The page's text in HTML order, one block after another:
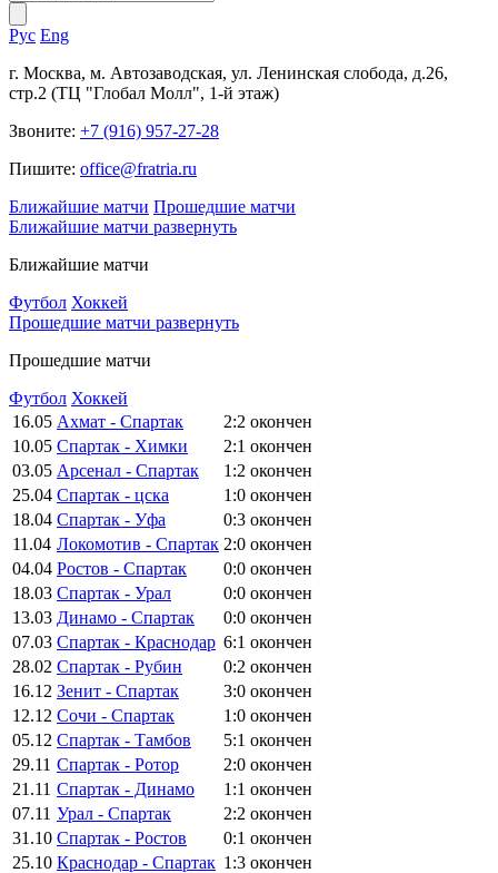
Рус Eng
г. Москва, м. Автозаводская, ул. Ленинская слобода, д.26,
стр.2 (ТЦ "Глобал Молл", 1-й этаж)
Звоните: +7 (916) 957-27-28
Пишите: office@fratria.ru
Ближайшие матчи Прошедшие матчи
Ближайшие матчи развернуть
Ближайшие матчи
Футбол Хоккей
Прошедшие матчи развернуть
Прошедшие матчи
Футбол Хоккей
16.05 Ахмат - Спартак 2:2 окончен
10.05 Спартак - Химки 2:1 окончен
03.05 Арсенал - Спартак 1:2 окончен
25.04 Спартак - цска 1:0 окончен
18.04 Спартак - Уфа 0:3 окончен
11.04 Локомотив - Спартак 2:0 окончен
04.04 Ростов - Спартак 0:0 окончен
18.03 Спартак - Урал 0:0 окончен
13.03 Динамо - Спартак 0:0 окончен
07.03 Спартак - Краснодар 6:1 окончен
28.02 Спартак - Рубин 0:2 окончен
16.12 Зенит - Спартак 3:0 окончен
12.12 Сочи - Спартак 1:0 окончен
05.12 Спартак - Тамбов 5:1 окончен
29.11 Спартак - Ротор 2:0 окончен
21.11 Спартак - Динамо 1:1 окончен
07.11 Урал - Спартак 2:2 окончен
31.10 Спартак - Ростов 0:1 окончен
25.10 Краснодар - Спартак 1:3 окончен